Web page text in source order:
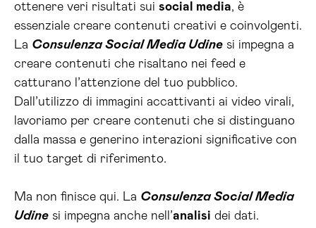
ottenere veri risultati sui social media, è
essenziale creare contenuti creativi e coinvolgenti.
La Consulenza Social Media Udine si impegna a
creare contenuti che risaltano nei feed e
catturano l’attenzione del tuo pubblico.
Dall’utilizzo di immagini accattivanti ai video virali,
lavoriamo per creare contenuti che si distinguano
dalla massa e generino interazioni significative con
il tuo target di riferimento.
Ma non finisce qui. La Consulenza Social Media
Udine si impegna anche nell’analisi dei dati.